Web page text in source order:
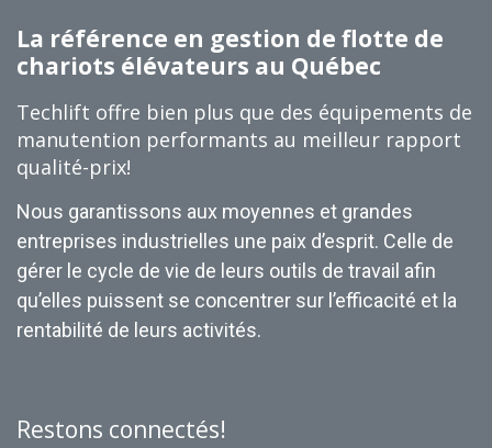
La référence en gestion de flotte de
chariots élévateurs au Québec
Techlift offre bien plus que des équipements de
manutention performants au meilleur rapport
qualité-prix!
Nous garantissons aux moyennes et grandes
entreprises industrielles une paix d’esprit. Celle de
gérer le cycle de vie de leurs outils de travail afin
qu’elles puissent se concentrer sur l’efficacité et la
rentabilité de leurs activités.
Restons connectés!